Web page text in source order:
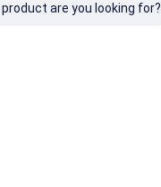
are you looking for?